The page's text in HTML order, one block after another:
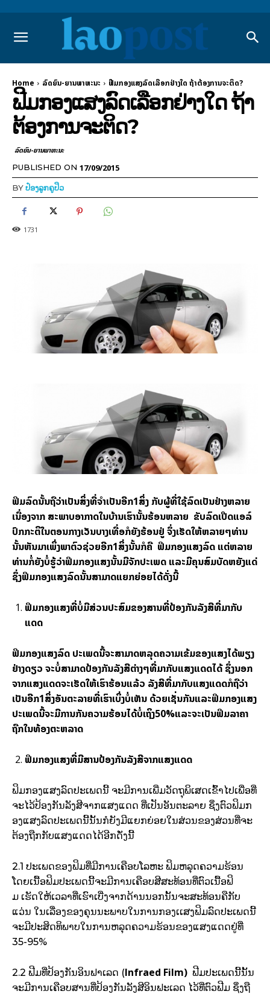
Home ລົດຍົນ-ຍານພາຫະນະ ຟີມກອງແສງລົດເລືອກຢ່າງໃດ ຖ້າຕ້ອງການຈະຕິດ?
ຟີມກອງແສງລົດເລືອກຢ່າງໃດ ຖ້າ
ຕ້ອງການຈະຕິດ?
ລົດຍົນ-ຍານພາຫະນະ
PUBLISHED ON 17/09/2015
BYປ໋ອງລູກຄູປິວ
1731
ຟິ​ມ​ລົດ​ນັ້ນຖື​ວ່າ​ເປັນ​ສິ່ງ​ທີ່​ຈຳ​ເປັນ​ອີກ1ສິ່ງ ກັບ​ຜູ້​ທີ່​ໃຊ້​ລົດ​​ເປັນ​ຢ່າງ​ຫລາຍ​
ເນື່ອງ​ຈາກ ສະພາບ​ອາ​ກາດ​ໃນ​ບ້ານ​ເຮົາ​ນັ້ນ​ຮ້ອນ​ຫລາຍ ຂັບ​ລົດ​ເປີດ​ແອລ໌
ປົກກະຕິ​ໃນ​ຕອນ​ກາງເວັນ​ບາງເທື່ອ​ກໍ​ຍັງ​ຮ້ອນ​ຢູ່ ຈຶ່ງ​ເຮັດໃຫ້​ຫລາຍໆ​ທ່ານ​
ນັ້ນ​ຫັນ​ມາ​ເພິ່ງ​ພາຕົວ​ຊ່ວຍ​ອີກ1ສິ່ງ​ນັ້ນ​ກໍ​ຄື ຟິມກ​ອງ​ແສງ​ລົດ​ ແຕ່​ຫລາຍ​
ທ່ານ​ກໍ່​ຍັງ​ບໍ່​ຮູ້ວ່າຟິ​ມກ​ອງ​ແສງນັ້ນ​ມີ​ຈັກ​ປະ​ເພດ ແລະ​ມີ​ຄຸນສົມບັດ​ຫຍັງ​ແດ່
ຊຶ່ງຟິມກ​ອງ​ແສງ​ລົດ​ນັ້ນ​ສາມາດ​ແຍກ​ຍ່ອຍ​ໄດ້​ດັ່ງ​ນີ້
ຟິມກ​ອງ​ແສງ​ທີ່​ບໍ່​ມີ​ສ່ວນ​ປະສົມ​ຂອງ​ສານ​ທີ່​ປ້ອງ​ກັນ​ລັງສີ​ທີ່​ມາ​ກັບ​
ແດດ
ຟິ​ມກ​ອງ​ແສງ​ລົດ​ ປະ​ເພດ​ນີ້​ຈະ​ສາມາດຫ​ລຸດ​ຄວາມ​ເຂ້ມ​ຂອງ​ແສງ​ໄດ້​ພຽງ​
ຢ່າງ​ດຽວ ຈະ​ບໍ່​ສາມາດ​ປ້ອງ​ກັນ​ລັງສີ​ຕ່າງໆ​ທີ່​ມາ​ກັບ​ແສງ​ແດດ​ໄດ້ ຊຶ່ງ​ນອກ​
ຈາກ​ແສງ​ແດດ​ຈະ​ເຮັດໃຫ້​ເຮົາ​ຮ້ອນ​ແລ້ວ ລັງສີ​ທີ່​ມາ​ກັບ​ແສງ​ແດດ​ກໍ​ຖື​ວ່າ​
ເປັນ​ອີກ1ສິ່ງ​ອັນຕະລາຍ​ທີ່​ເຮົາ​ເບິ່ງບໍ່ເຫັນ ດ້ວຍ​ເຊັ່ນ​ກັນ​ແລະຟິ​ມກ​ອງ​ແສງ
ປະ​ເພດ​ນີ້​ຈະ​ມີ​ການ​ກັນ​ຄວາມ​ຮ້ອນ​ໄດ້​ບໍ່​ເຖິງ50%ແລະ​ຈະ​ເປັນຟິ​ມລາ​ຄາ​
ຖືກໃນ​ທ້ອງຕະຫ​ລາດ
ຟິ​ມກ​ອງ​ແສງ​ທີ່​ມີ​ສານ​ປ້ອງ​ກັນ​ລັງສີ​ຈາກ​ແສງ​ແດດ
ຟິ​ມກ​ອງ​ແສງ​ລົດ​ປະ​ເພດ​ນີ້ ຈະ​ມີ​ການ​ເພີ່ມ​ວັດ​ຖຸ​ພິເສດ​ເຂົ້າໄປ​ເພື່ອ​ທີ່​
ຈະ​ໄວ້​ປ້ອງ​ກັນລັງສີ​ຈາກ​ແສງ​ແດດ ທີ່​ເປັນ​ອັນຕະລາຍ ຊຶ່ງ​ຕົວຟິ​ມກ​
ອງ​ແສງ​ລົດ​ປະ​ເພດ​ນີ້​ນັ້ນ​ກໍ​ຍັງມີ​ແຍກ​ຍ່ອຍ​ໃນ​ສ່ວນ​ຂອງ​ສ່ວນ​ທີ່​ຈະ​
ຕ້ອງ​ຖືກ​ກັບ​ແສງ​ແດດ​ໄດ້​ອີກ​ດັ່ງ​ນີ້
2.1 ປະ​ເພດ​ຂອງຟິ​ມ​​ທີ່​ມີ​ການ​ເຄືອບ​ໂລ​ຫະ ຟິມ​ຫລຸດ​ຄວາມ​ຮ້ອນ
ໂດຍ​ເນື້ອ​ຟິ​ມປະ​ເພດ​ນີ້​ຈະ​ມີການ​ເຄືອບ​ສີ​ສະ​ທ້ອນ​ທີ່​ຕົວ​ເນື້ອ​ຟິ​
ມ ເຮັດໃຫ້​ເວລາ​ທີ່​ເຮົາ​ເບີ່ງ​ຈາກ​ດ້ານ​ນອກ​ນັ້ນ​ຈະ​ສະ​ທ້ອນ​ຄືກັບ
ແວ່ນ​ ໃນ​ເລື່ອງ​ຂອງ​ຄຸນນະພາບ​ໃນການກອງເເສງ​ຟິ​ມ​ລົດ​ປະ​ເພດ​ນີ້​
ຈະ​ມີ​ປະ​ສິດ​ທິ​ພາບ​ໃນ​ການ​ຫລຸດ​ຄວາມ​ຮ້ອນ​ຂອງ​ແສງ​ແດດ​ຢູ່​ທີ່
35-95%
2.2 ຟີ​ມ​ທີ່​ປ້ອງ​ກັນ​ອິນ​ຟາ​ເລດ (Infraed Film) ຟີມ​ປະ​ເພດ​ນີ້​ນັ້ນ​
ຈະ​ມີການ​ເຄືອບ​ສານ​ທີ່​ປ້ອງ​ກັນ​ລັງສີ​ອິນ​ຟະ​ເລດ ໄວ້​ທີ່​ຕົວ​ຟີ​ມ ຊຶ່ງ​ຖື​